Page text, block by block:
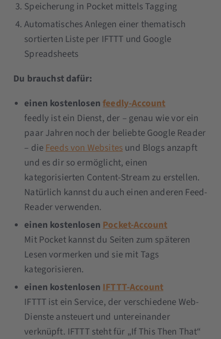
Speicherung in Pocket mittels Tagging
Automatisches Anlegen einer thematisch
sortierten Liste per IFTTT und Google
Spreadsheets
Du brauchst dafür:
einen kostenlosenfeedly-Account
feedly ist ein Dienst, der – genau wie vor ein
paar Jahren noch der beliebte Google Reader
– dieFeeds von Websitesund Blogs anzapft
und es dir so ermöglicht, einen
kategorisierten Content-Stream zu erstellen.
Natürlich kannst du auch einen anderen Feed-
Reader verwenden.
einen kostenlosenPocket-Account
Mit Pocket kannst du Seiten zum späteren
Lesen vormerken und sie mit Tags
kategorisieren.
einen kostenlosenIFTTT-Account
IFTTT ist ein Service, der verschiedene Web-
Dienste ansteuert und untereinander
verknüpft. IFTTT steht für „If This Then That“